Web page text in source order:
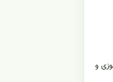
و